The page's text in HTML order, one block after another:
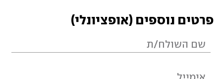
פרטים נוספים (אופציונלי)